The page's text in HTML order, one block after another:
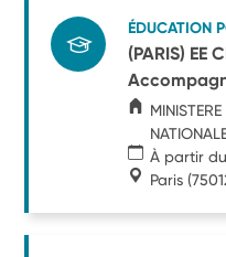
ÉDUCATION
(PARIS) EE
À partir
Paris